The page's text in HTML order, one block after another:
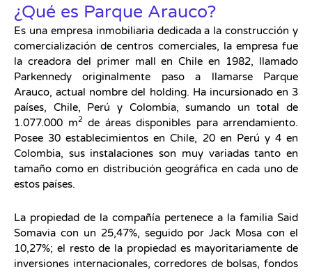
¿Qué es Parque Arauco?
Es una empresa inmobiliaria dedicada a la construcción y
comercialización de centros comerciales, la empresa fue
la creadora del primer mall en Chile en 1982, llamado
Parkennedy originalmente paso a llamarse Parque
Arauco, actual nombre del holding. Ha incursionado en 3
países, Chile, Perú y Colombia, sumando un total de
1.077.000 m2
de áreas disponibles para arrendamiento.
Posee 30 establecimientos en Chile, 20 en Perú y 4 en
Colombia, sus instalaciones son muy variadas tanto en
tamaño como en distribución geográfica en cada uno de
estos países.
La propiedad de la compañía pertenece a la familia Said
Somavia con un 25,47%, seguido por Jack Mosa con el
10,27%; el resto de la propiedad es mayoritariamente de
inversiones internacionales, corredores de bolsas, fondos